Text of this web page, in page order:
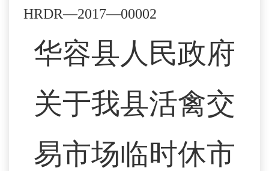
HRDR—2017—00002
华容县人民政府
关于我县活禽交
易市场临时休市